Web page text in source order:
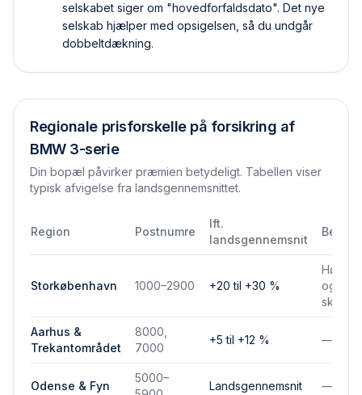
selskabet siger om "hovedforfaldsdato". Det nye
selskab hjælper med opsigelsen, så du undgår
dobbelt­dækning.
Regionale prisforskelle på forsikring af
BMW 3-serie
Din bopæl påvirker præmien betydeligt. Tabellen viser
typisk afvigelse fra landsgennemsnittet.
Region Postnumre
Ift.
landsgennemsnit
Storkøbenhavn 1000–2900 +20 til +30 %
Højere
og
Aarhus &
Trekantområdet
8000,
7000
+5 til +12 % —
Odense & Fyn
5000–
Landsgennemsnit —